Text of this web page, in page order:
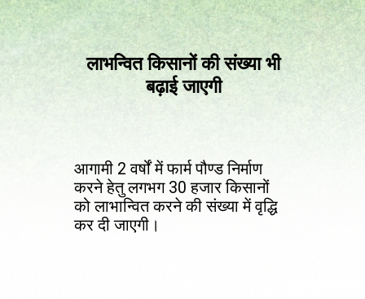
लाभन्वित किसानों की संख्या भी
बढ़ाई जाएगी
आगामी 2 वर्षों में फार्म पौण्ड निर्माण
करने हेतु लगभग 30 हजार किसानों
को लाभान्वित करने की संख्या में वृद्धि
कर दी जाएगी।